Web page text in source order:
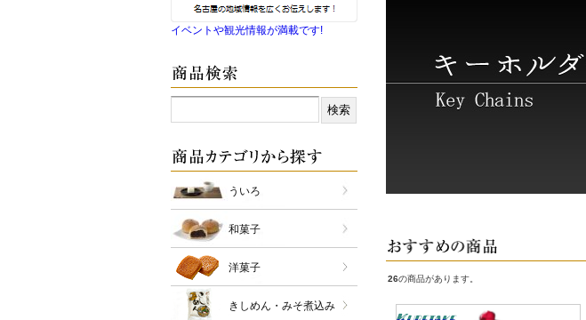
26の商品があります。
イベントや観光情報が満載です!
ういろ
和菓子
洋菓子
きしめん・みそ煮込み